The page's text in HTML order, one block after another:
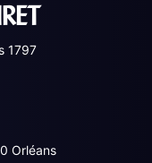
1797
Orléans